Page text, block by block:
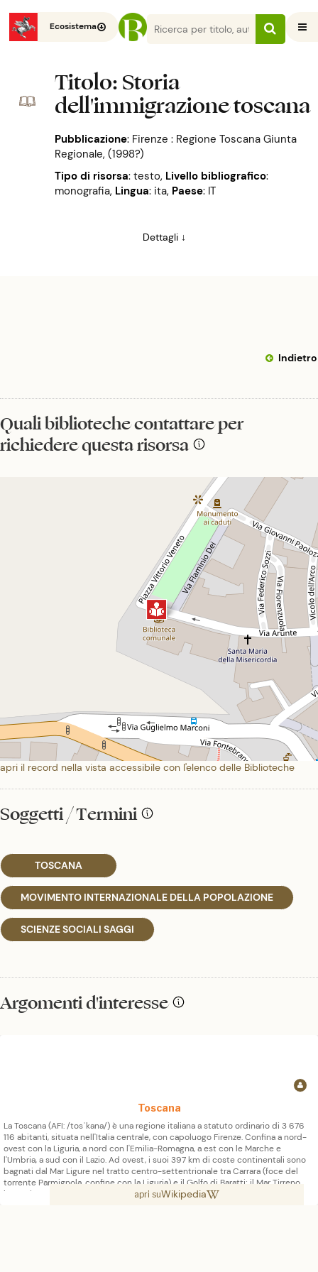
Ecosistema
Titolo: Storia
dell'immigrazione toscana
Pubblicazione: Firenze : Regione Toscana Giunta
Regionale, (1998?)
Tipo di risorsa: testo, Livello bibliografico:
monografia, Lingua: ita, Paese: IT
Dettagli ↓
Indietro
Quali biblioteche contattare per
richiedere questa risorsa
apri il record nella vista accessibile con l'elenco delle Biblioteche
Soggetti / Termini
TOSCANA
MOVIMENTO INTERNAZIONALE DELLA POPOLAZIONE
SCIENZE SOCIALI SAGGI
Argomenti d'interesse
Toscana
La Toscana (AFI: /tosˈkana/) è una regione italiana a statuto ordinario di 3 676
116 abitanti, situata nell'Italia centrale, con capoluogo Firenze. Confina a nord-
ovest con la Liguria, a nord con l'Emilia-Romagna, a est con le Marche e
l'Umbria, a sud con il Lazio. Ad ovest, i suoi 397 km di coste continentali sono
bagnati dal Mar Ligure nel tratto centro-settentrionale tra Carrara (foce del
torrente Parmignola, confine con la Liguria) e il Golfo di Baratti; il Mar Tirreno
bagna invece il tratto costiero meridionale tra il promontorio di Piombino e la
apri suWikipedia